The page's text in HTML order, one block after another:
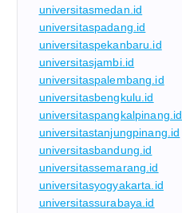
universitasmedan.id
universitaspadang.id
universitaspekanbaru.id
universitasjambi.id
universitaspalembang.id
universitasbengkulu.id
universitaspangkalpinang.id
universitastanjungpinang.id
universitasbandung.id
universitassemarang.id
universitasyogyakarta.id
universitassurabaya.id